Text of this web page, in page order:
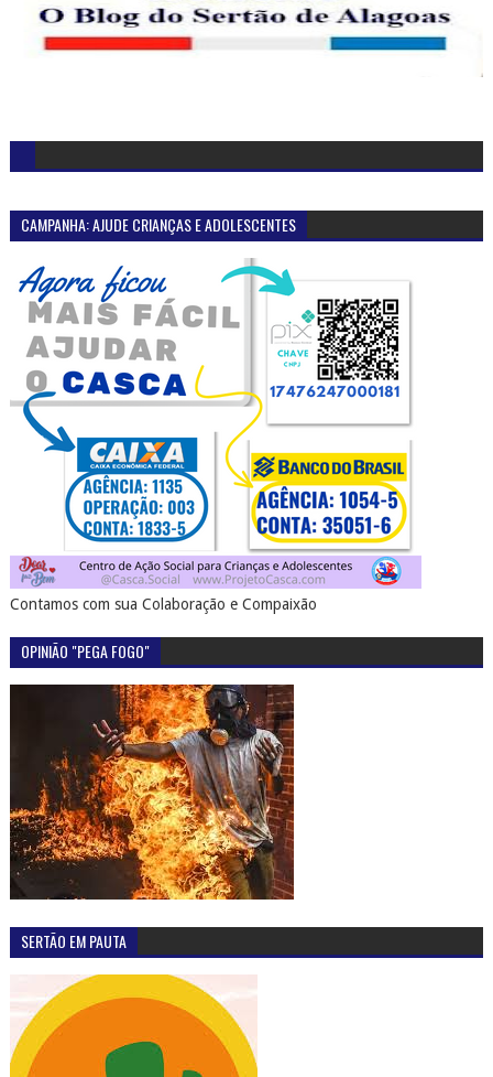
CAMPANHA: AJUDE CRIANÇAS E ADOLESCENTES
Contamos com sua Colaboração e Compaixão
OPINIÃO "PEGA FOGO"
SERTÃO EM PAUTA